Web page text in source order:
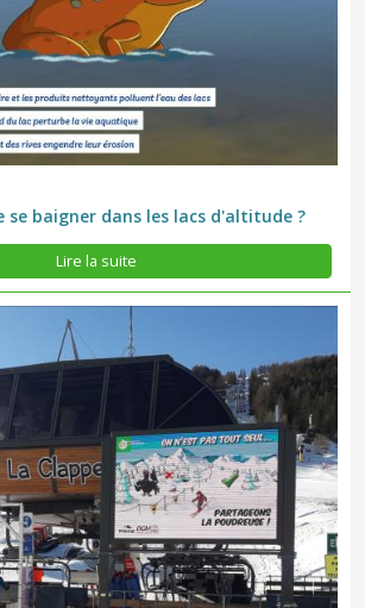
baigner dans les lacs d'altitude ?
Lire la suite
du ski hors piste ? Mais n'oubliez pas nos
ambassadeurs de toute la faune sauvage de
eux, la poudreuse ne représente pas les...